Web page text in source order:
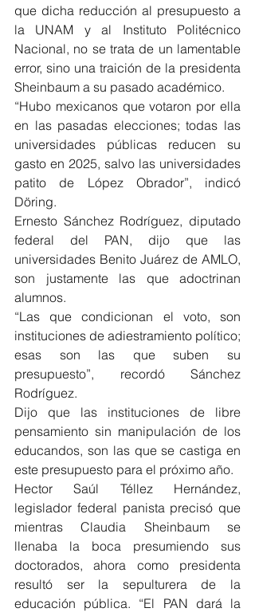
que dicha reducción al presupuesto a
la UNAM y al Instituto Politécnico
Nacional, no se trata de un lamentable
error, sino una traición de la presidenta
Sheinbaum a su pasado académico.
“Hubo mexicanos que votaron por ella
en las pasadas elecciones; todas las
universidades públicas reducen su
gasto en 2025, salvo las universidades
patito de López Obrador”, indicó
Döring.
Ernesto Sánchez Rodríguez, diputado
federal del PAN, dijo que las
universidades Benito Juárez de AMLO,
son justamente las que adoctrinan
alumnos.
“Las que condicionan el voto, son
instituciones de adiestramiento político;
esas son las que suben su
presupuesto”, recordó Sánchez
Rodríguez.
Dijo que las instituciones de libre
pensamiento sin manipulación de los
educandos, son las que se castiga en
este presupuesto para el próximo año.
Hector Saúl Téllez Hernández,
legislador federal panista precisó que
mientras Claudia Sheinbaum se
llenaba la boca presumiendo sus
doctorados, ahora como presidenta
resultó ser la sepulturera de la
educación pública. “El PAN dará la